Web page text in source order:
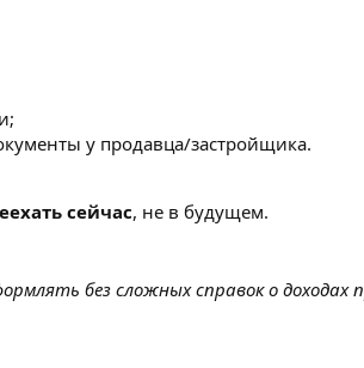
у продавца/застройщика.
сейчас, не в будущем.
без сложных справок о доходах